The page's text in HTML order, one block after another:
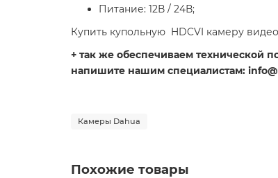
Питание: 12В / 24В;
Купить купольную HDCVI камеру
+ так же обеспечиваем технической
напишите нашим специалистам:
Камеры Dahua
Похожие товары